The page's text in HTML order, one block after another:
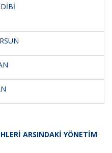
ARSINDAKİ YÖNETİM